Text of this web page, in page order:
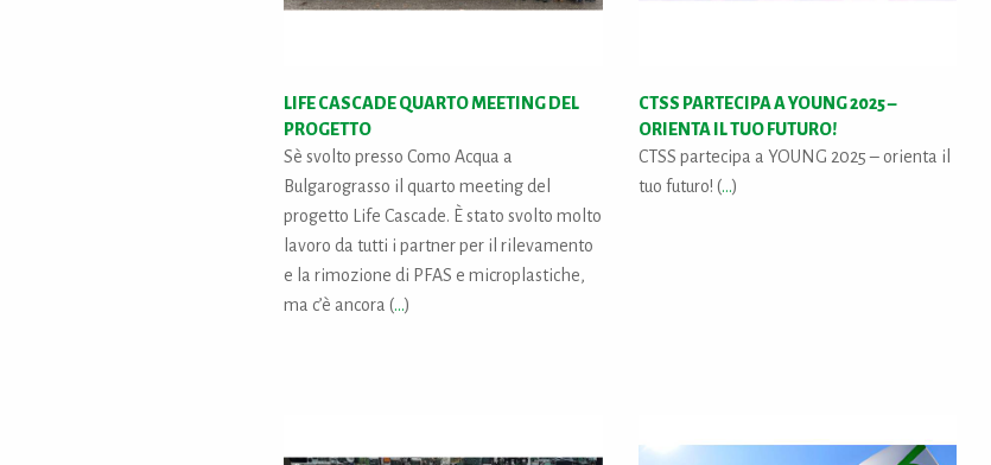
LIFE CASCADE QUARTO MEETING DEL
PROGETTO
Sè svolto presso Como Acqua a
Bulgarograsso il quarto meeting del
progetto Life Cascade. È stato svolto molto
lavoro da tutti i partner per il rilevamento
e la rimozione di PFAS e microplastiche,
ma c’è ancora (...)
CTSS PARTECIPA A YOUNG 2025 –
ORIENTA IL TUO FUTURO!
CTSS partecipa a YOUNG 2025 – orienta il
tuo futuro! (...)